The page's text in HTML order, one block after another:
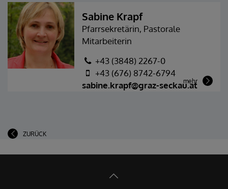
Sabine Krapf
Pfarrsekretärin, Pastorale
Mitarbeiterin
+43 (3848) 2267-0
+43 (676) 8742-6794
sabine.krapf@graz-seckau.at
mehr
ZURÜCK